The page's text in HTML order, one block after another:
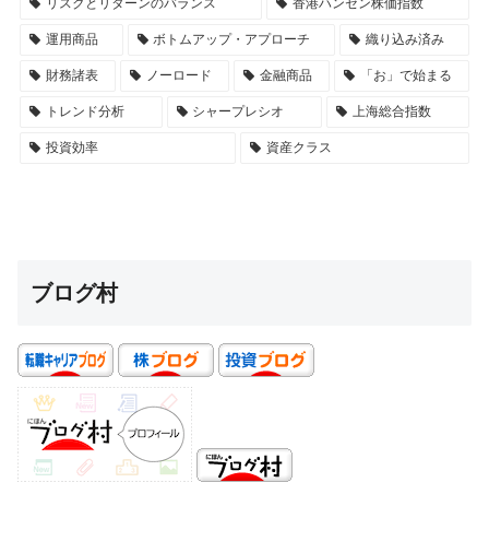
リスクとリターンのバランス 香港ハンセン株価指数
運用商品 ボトムアップ・アプローチ 織り込み済み
財務諸表 ノーロード 金融商品 「お」で始まる
トレンド分析 シャープレシオ 上海総合指数
投資効率 資産クラス
ブログ村